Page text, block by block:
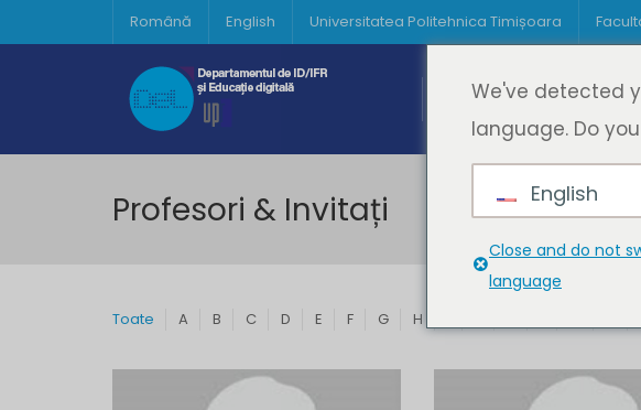
Română English Universitatea Politehnica Timișoara
Acasă
Cine
Profesori & Invitați
Toate A B C D E F G H
We've detected
language. Do
English
Close and do not
language